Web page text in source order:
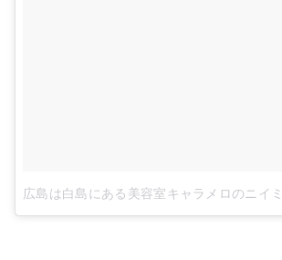
広島は白島にある美容室キャラメロのニ